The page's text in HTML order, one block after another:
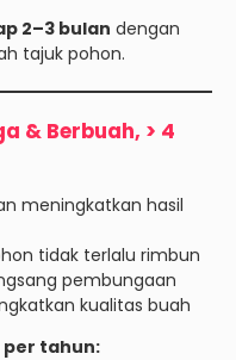
2–3 bulan dengan
tajuk pohon.
& Berbuah, > 4
meningkatkan hasil
tidak terlalu rimbun
pembungaan
kualitas buah
per tahun: